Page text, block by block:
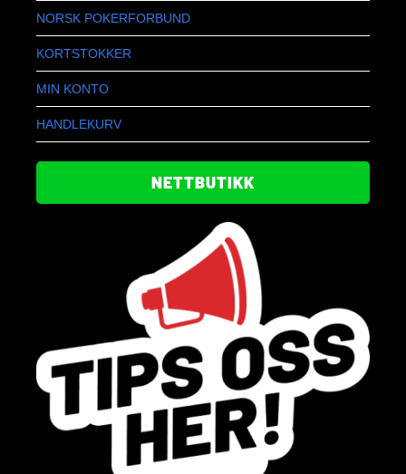
NORSK POKERFORBUND
KORTSTOKKER
MIN KONTO
HANDLEKURV
NETTBUTIKK